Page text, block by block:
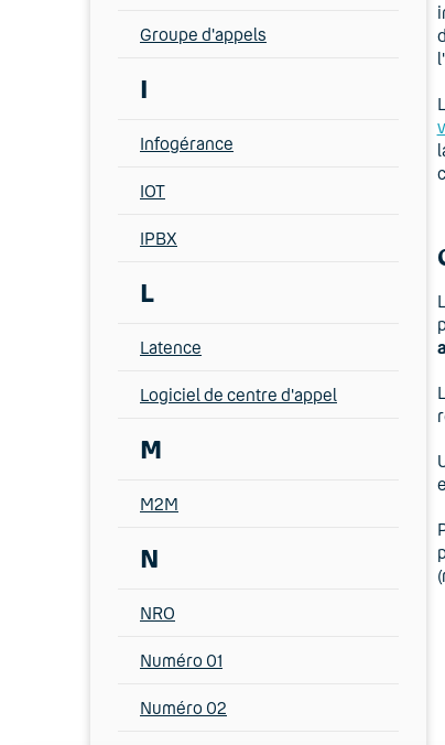
Groupe d'appels
I
Infogérance
IOT
IPBX
L
Latence
Logiciel de centre d'appel
M
M2M
N
NRO
Numéro 01
Numéro 02